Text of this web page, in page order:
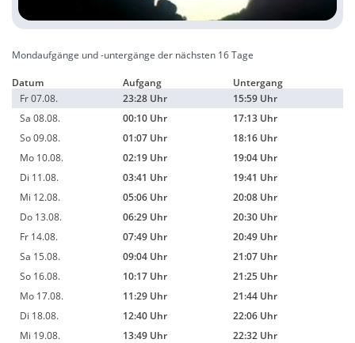
Mondaufgänge und -untergänge der nächsten 16 Tage
Datum Aufgang
Untergang
Fr 07.08.
23:28 Uhr
15:59 Uhr
Sa 08.08.
00:10 Uhr
17:13 Uhr
So 09.08.
01:07 Uhr
18:16 Uhr
Mo 10.08.
02:19 Uhr
19:04 Uhr
Di 11.08.
03:41 Uhr
19:41 Uhr
Mi 12.08.
05:06 Uhr
20:08 Uhr
Do 13.08.
06:29 Uhr
20:30 Uhr
Fr 14.08.
07:49 Uhr
20:49 Uhr
Sa 15.08.
09:04 Uhr
21:07 Uhr
So 16.08.
10:17 Uhr
21:25 Uhr
Mo 17.08.
11:29 Uhr
21:44 Uhr
Di 18.08.
12:40 Uhr
22:06 Uhr
Mi 19.08.
13:49 Uhr
22:32 Uhr